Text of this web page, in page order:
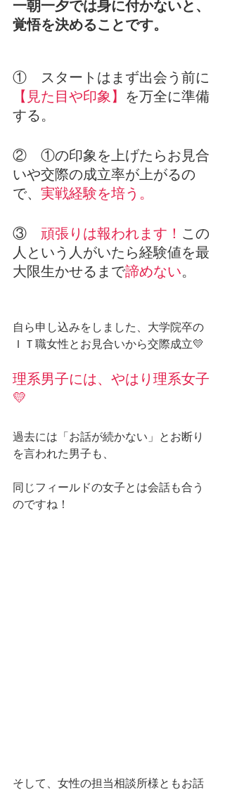
一朝一夕では身に付かないと、
覚悟を決めることです。
①　スタートはまず出会う前に
【見た目や印象】 を万全に準備
する。
②　①の印象を上げたらお見合
いや交際の成立率が上がるの
で、 実戦経験を培う。
③ 頑張りは報われます！ この
人という人がいたら経験値を最
大限生かせるまで諦めない。
自ら申し込みをしました、大学院卒の
ＩＴ職女性とお見合いから交際成立💛
理系男子には、やはり理系女子
💛
過去には「お話が続かない」とお断り
を言われた男子も、
同じフィールドの女子とは会話も合う
のですね！
そして、女性の担当相談所様ともお話